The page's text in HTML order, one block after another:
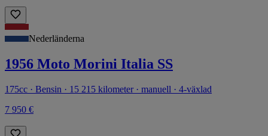
Nederländerna
1956 Moto Morini Italia SS
175cc · Bensin · 15 215 kilometer · manuell · 4-växlad
7 950 €